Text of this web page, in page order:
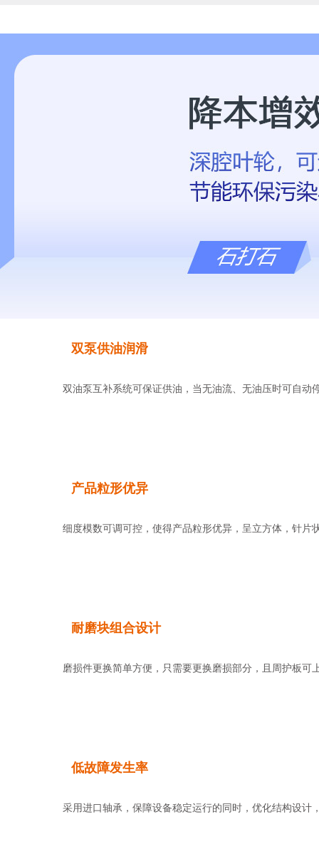
双泵供油润滑
双油泵互补系统可保证供油，当无油流、无油压时可自动停
产品粒形优异
细度模数可调可控，使得产品粒形优异，呈立方体，针片状
耐磨块组合设计
磨损件更换简单方便，只需要更换磨损部分，且周护板可上
低故障发生率
采用进口轴承，保障设备稳定运行的同时，优化结构设计，